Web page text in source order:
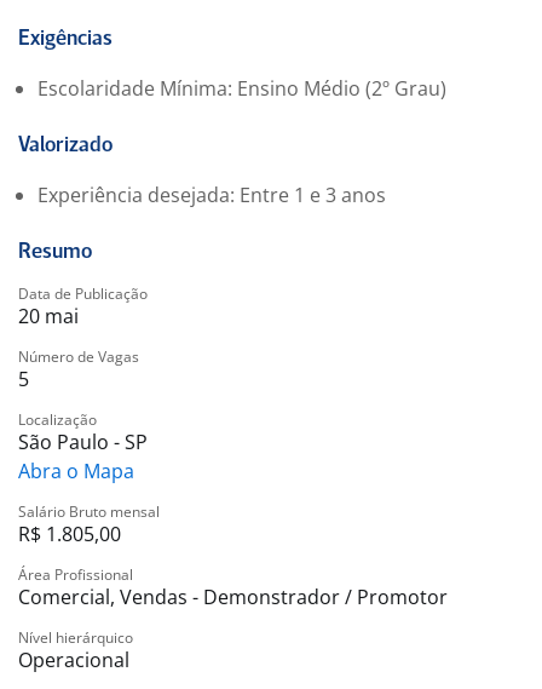
• Garantir o padrão de execução em loja
• Não é necessário experiência
• Proatividade e organização
• Boa comunicação e relacionamento em loja
• Celular Android
Benefícios:
-. vr
-. ajuda de custo
Exigências
Escolaridade Mínima: Ensino Médio (2º Grau)
Valorizado
Experiência desejada: Entre 1 e 3 anos
Resumo
Data de Publicação
20 mai
Número de Vagas
5
Localização
São Paulo - SP
Abra o Mapa
Salário Bruto mensal
R$ 1.805,00
Área Profissional
Comercial, Vendas - Demonstrador / Promotor
Nível hierárquico
Operacional